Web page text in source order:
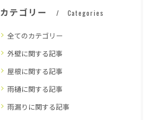
カテゴリー Categories
全てのカテゴリー
外壁に関する記事
屋根に関する記事
雨樋に関する記事
雨漏りに関する記事